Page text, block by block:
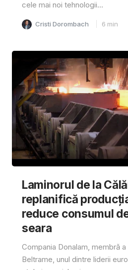
cele mai noi tehnologii...
Cristi Dorombach 6 min
Laminorul de la
replanifică
reduce consumul
seara
Compania Donalam, membră a
Beltrame, unul dintre liderii